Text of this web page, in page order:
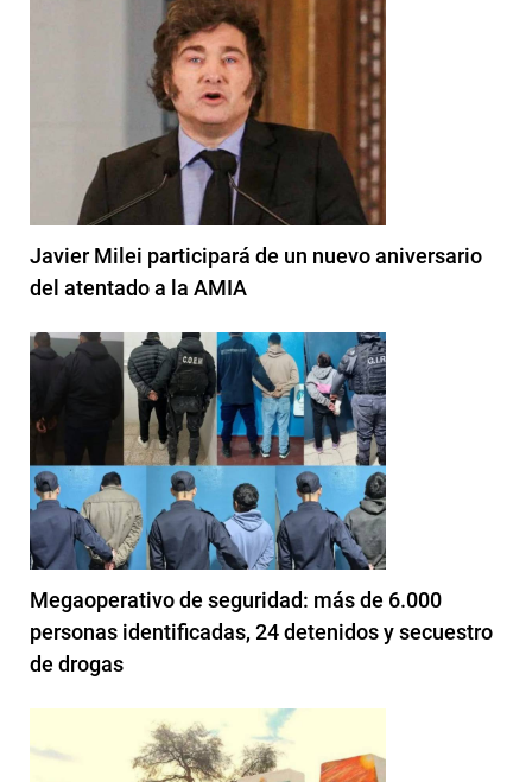
Javier Milei participará de un nuevo aniversario
del atentado a la AMIA
Megaoperativo de seguridad: más de 6.000
personas identificadas, 24 detenidos y secuestro
de drogas